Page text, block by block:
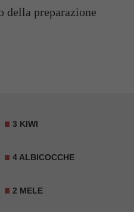
della preparazione
3 KIWI
4 ALBICOCCHE
2 MELE